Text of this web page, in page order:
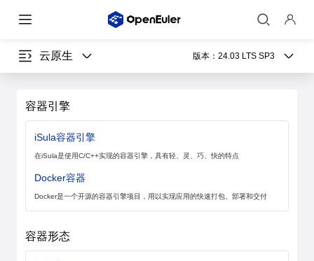
云原生 版本： 24.03 LTS SP3
容器引擎
iSula容器引擎
在iSula是使用C/C++实现的容器引擎，具有轻、灵、巧、快的特点
Docker容器
Docker是一个开源的容器引擎项目，用以实现应用的快速打包、部署和交付
容器形态